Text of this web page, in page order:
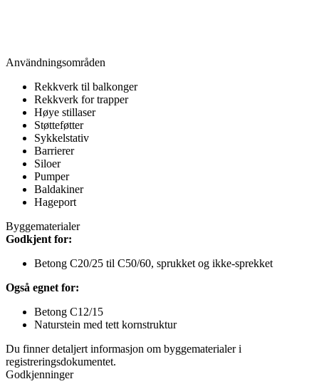
Användningsområden
Rekkverk til balkonger
Rekkverk for trapper
Høye stillaser
Støtteføtter
Sykkelstativ
Barrierer
Siloer
Pumper
Baldakiner
Hageport
Byggematerialer
Godkjent for:
Betong C20/25 til C50/60, sprukket og ikke-sprekket
Også egnet for:
Betong C12/15
Naturstein med tett kornstruktur
Du finner detaljert informasjon om byggematerialer i
registreringsdokumentet.
Godkjenninger